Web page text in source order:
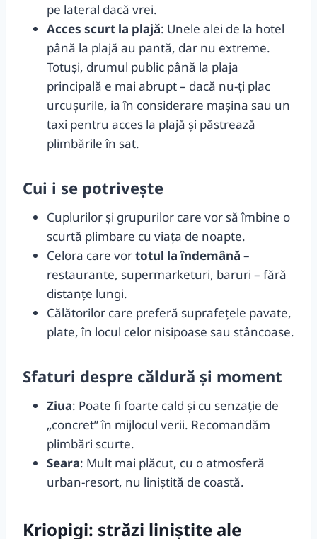
pe lateral dacă vrei.
Acces scurt la plajă: Unele alei de la hotel
până la plajă au pantă, dar nu extreme.
Totuși, drumul public până la plaja
principală e mai abrupt – dacă nu-ți plac
urcușurile, ia în considerare maşina sau un
taxi pentru acces la plajă și păstrează
plimbările în sat.
Cui i se potrivește
Cuplurilor și grupurilor care vor să îmbine o
scurtă plimbare cu viața de noapte.
Celora care vortotul la îndemână –
restaurante, supermarketuri, baruri – fără
distanțe lungi.
Călătorilor care preferă suprafețele pavate,
plate, în locul celor nisipoase sau stâncoase.
Sfaturi despre căldură și moment
Ziua: Poate fi foarte cald și cu senzație de
„concret” în mijlocul verii. Recomandăm
plimbări scurte.
Seara: Mult mai plăcut, cu o atmosferă
urban-resort, nu liniștită de coastă.
Kriopigi: străzi liniștite ale